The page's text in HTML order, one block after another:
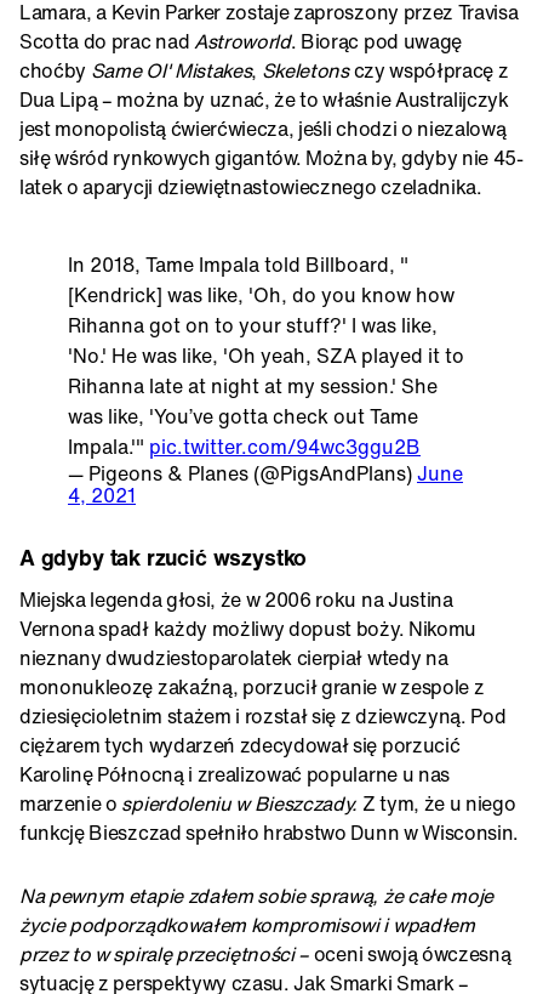
Lamara, a Kevin Parker zostaje zaproszony przez Travisa
Scotta do prac nadAstroworld. Biorąc pod uwagę
choćby Same Ol' Mistakes, Skeletonsczy współpracę z
Dua Lipą – można by uznać, że to właśnie Australijczyk
jest monopolistą ćwierćwiecza, jeśli chodzi o niezalową
siłę wśród rynkowych gigantów. Można by, gdyby nie 45-
latek o aparycji dziewiętnastowiecznego czeladnika.
In 2018, Tame Impala told Billboard, "
[Kendrick] was like, 'Oh, do you know how
Rihanna got on to your stuff?' I was like,
'No.' He was like, 'Oh yeah, SZA played it to
Rihanna late at night at my session.' She
was like, 'You’ve gotta check out Tame
Impala.'" pic.twitter.com/94wc3ggu2B
— Pigeons & Planes (@PigsAndPlans)June
4, 2021
A gdyby tak rzucić wszystko
Miejska legenda głosi, że w 2006 roku na Justina
Vernona spadł każdy możliwy dopust boży. Nikomu
nieznany dwudziestoparolatek cierpiał wtedy na
mononukleozę zakaźną, porzucił granie w zespole z
dziesięcioletnim stażem i rozstał się z dziewczyną. Pod
ciężarem tych wydarzeń zdecydował się porzucić
Karolinę Północną i zrealizować popularne u nas
marzenie o spierdoleniu w Bieszczady. Z tym, że u niego
funkcję Bieszczad spełniło hrabstwo Dunn w Wisconsin.
Na pewnym etapie zdałem sobie sprawą, żecałe moje
życie podporządkowałem kompromisowi i wpadłem
przez to w spiralę przeciętności –oceni swoją ówczesną
sytuację z perspektywy czasu. Jak Smarki Smark –